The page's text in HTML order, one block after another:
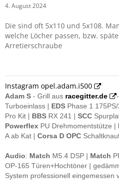
4. August 2024
Die sind oft 5x110 und 5x108.
welche Löcher passen, bzw.
Arretierschraube
Instagram opel.adam.i500
Adam S - Grill aus racegitter.de
Turboeinlass | EDS Phase 1
Pro Kit | BBS RX 241 | SCC
Powerflex PU Drehmomentstütze |
A ab Kat | Corsa D OPC
Audio: Match M5.4 DSP | Match
OP-165 Türen+Hochtöner |
System professionell eingemessen